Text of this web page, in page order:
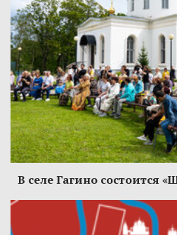
В селе Гагино состоится